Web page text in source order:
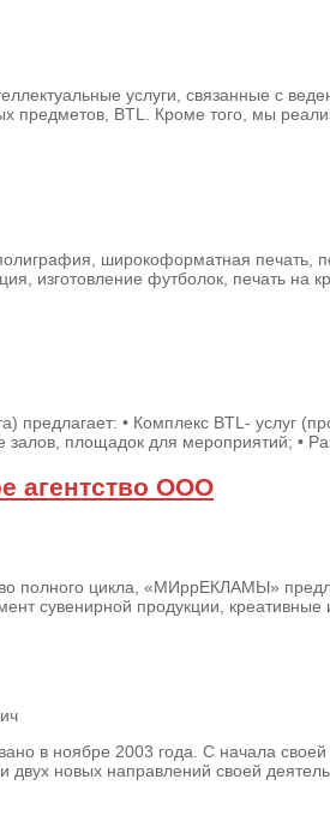
услуги, связанные с
предметов, BTL. Кроме того, мы
широкоформатная печать,
изготовление футболок, печать на
предлагает: • Комплекс BTL- услуг
площадок для мероприятий; •
агентство ООО
цикла, «МИррЕКЛАМЫ»
сувенирной продукции,
в ноябре 2003 года. С начала
двух новых направлений своей